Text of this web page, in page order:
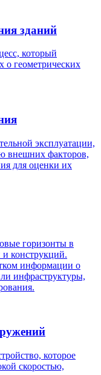
зданий
который
о геометрических
эксплуатации,
внешних факторов,
для оценки их
горизонты в
и конструкций.
информации о
инфраструктуры,
которое
скоростью,